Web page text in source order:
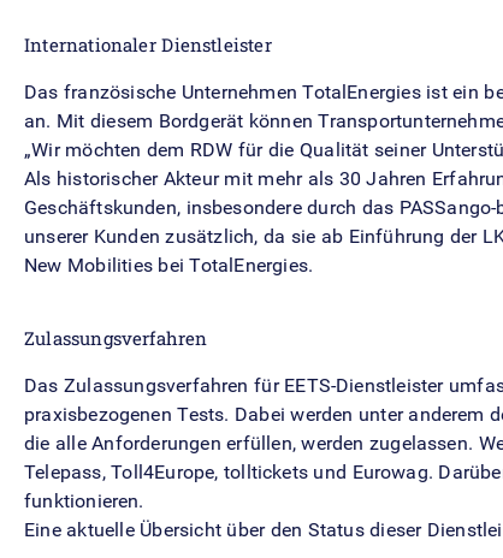
Internationaler Dienstleister
Das französische Unternehmen TotalEnergies ist ein
an. Mit diesem Bordgerät können
„Wir möchten dem RDW für die Qualität seiner
Als historischer Akteur mit mehr als 30 Jahren
Geschäftskunden, insbesondere durch das
unserer Kunden zusätzlich, da sie ab Einführung der
New Mobilities bei TotalEnergies.
Zulassungsverfahren
Das Zulassungsverfahren für EETS-Dienstleister
praxisbezogenen Tests. Dabei werden unter anderem
die alle Anforderungen erfüllen, werden zugelassen.
Telepass, Toll4Europe, tolltickets und Eurowag.
funktionieren.
Eine aktuelle Übersicht über den Status dieser